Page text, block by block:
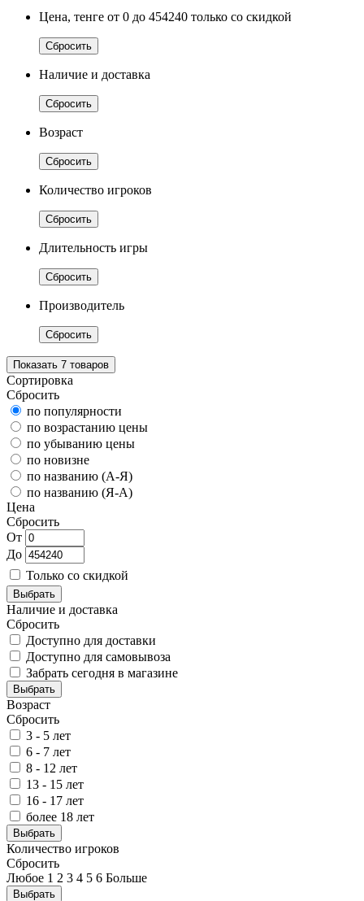
Цена, тенге от 0 до 454240 только со скидкой
Сбросить
Наличие и доставка
Сбросить
Возраст
Сбросить
Количество игроков
Сбросить
Длительность игры
Сбросить
Производитель
Сбросить
Показать 7 товаров
Сортировка
Сбросить
по популярности
по возрастанию цены
по убыванию цены
по новизне
по названию (А-Я)
по названию (Я-А)
Цена
Сбросить
От
До
Только со скидкой
Выбрать
Наличие и доставка
Сбросить
Доступно для доставки
Доступно для самовывоза
Забрать сегодня в магазине
Выбрать
Возраст
Сбросить
3 - 5 лет
6 - 7 лет
8 - 12 лет
13 - 15 лет
16 - 17 лет
более 18 лет
Выбрать
Количество игроков
Сбросить
Любое 1 2 3 4 5 6 Больше
Выбрать